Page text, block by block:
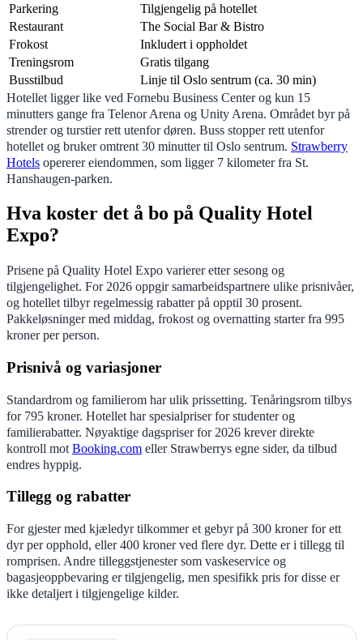
Parkering
Tilgjengelig på hotellet
Restaurant
The Social Bar & Bistro
Frokost
Inkludert i oppholdet
Treningsrom
Gratis tilgang
Busstilbud
Linje til Oslo sentrum (ca. 30 min)
Hotellet ligger like ved Fornebu Business Center og kun 15
minutters gange fra Telenor Arena og Unity Arena. Området byr på
strender og turstier rett utenfor døren. Buss stopper rett utenfor
hotellet og bruker omtrent 30 minutter til Oslo sentrum. Strawberry
Hotels opererer eiendommen, som ligger 7 kilometer fra St.
Hanshaugen-parken.
Hva koster det å bo på Quality Hotel
Expo?
Prisene på Quality Hotel Expo varierer etter sesong og
tilgjengelighet. For 2026 oppgir samarbeidspartnere ulike prisnivåer,
og hotellet tilbyr regelmessig rabatter på opptil 30 prosent.
Pakkeløsninger med middag, frokost og overnatting starter fra 995
kroner per person.
Prisnivå og variasjoner
Standardrom og familierom har ulik prissetting. Tenåringsrom tilbys
for 795 kroner. Hotellet har spesialpriser for studenter og
familierabatter. Nøyaktige dagspriser for 2026 krever direkte
kontroll mot Booking.com eller Strawberrys egne sider, da tilbud
endres hyppig.
Tillegg og rabatter
For gjester med kjæledyr tilkommer et gebyr på 300 kroner for ett
dyr per opphold, eller 400 kroner ved flere dyr. Dette er i tillegg til
romprisen. Andre tilleggstjenester som vaskeservice og
bagasjeoppbevaring er tilgjengelig, men spesifikk pris for disse er
ikke detaljert i tilgjengelige kilder.